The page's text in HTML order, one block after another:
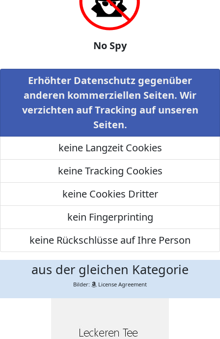
No Spy
Erhöhter Datenschutz gegenüber
anderen kommerziellen Seiten. Wir
verzichten auf Tracking auf unseren
Seiten.
keine Langzeit Cookies
keine Tracking Cookies
keine Cookies Dritter
kein Fingerprinting
keine Rückschlüsse auf Ihre Person
aus der gleichen Kategorie
Bilder: License Agreement